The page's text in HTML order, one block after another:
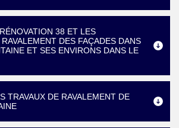
38 ET LES
DES FAÇADES DANS
ET SES ENVIRONS DANS LE
TRAVAUX DE RAVALEMENT DE